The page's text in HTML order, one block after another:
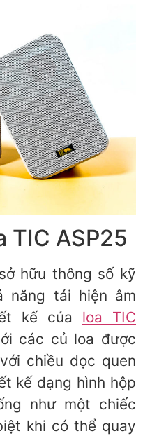
TIC ASP25
hữu thông số kỹ
năng tái hiện âm
kế của loa TIC
các củ loa được
chiều dọc quen
kế dạng hình hộp
như một chiếc
khi có thể quay